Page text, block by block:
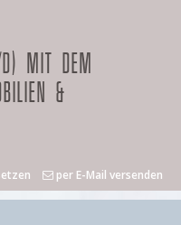
D) MIT DEM
&
per E-Mail versenden